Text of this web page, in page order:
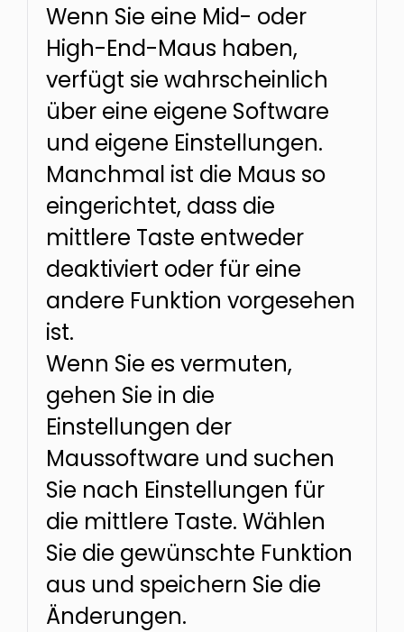
Wenn Sie eine Mid- oder
High-End-Maus haben,
verfügt sie wahrscheinlich
über eine eigene Software
und eigene Einstellungen.
Manchmal ist die Maus so
eingerichtet, dass die
mittlere Taste entweder
deaktiviert oder für eine
andere Funktion vorgesehen
ist.
Wenn Sie es vermuten,
gehen Sie in die
Einstellungen der
Maussoftware und suchen
Sie nach Einstellungen für
die mittlere Taste. Wählen
Sie die gewünschte Funktion
aus und speichern Sie die
Änderungen.